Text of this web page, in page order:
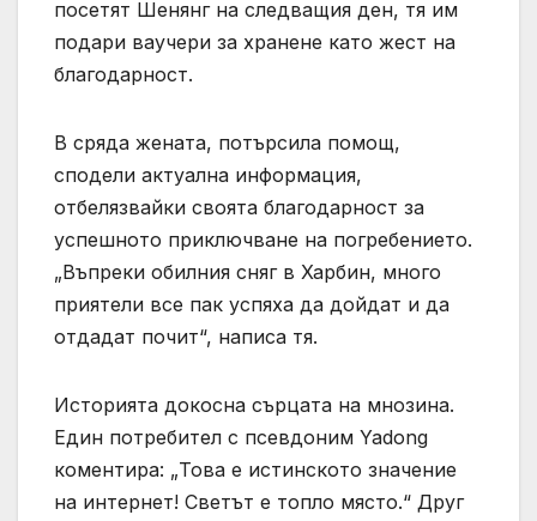
посетят Шенянг на следващия ден, тя им
подари ваучери за хранене като жест на
благодарност.
В сряда жената, потърсила помощ,
сподели актуална информация,
отбелязвайки своята благодарност за
успешното приключване на погребението.
„Въпреки обилния сняг в Харбин, много
приятели все пак успяха да дойдат и да
отдадат почит“, написа тя.
Историята докосна сърцата на мнозина.
Един потребител с псевдоним Yadong
коментира: „Това е истинското значение
на интернет! Светът е топло място.“ Друг